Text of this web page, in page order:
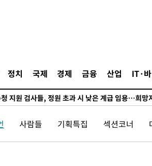
정치 국제 경제 금융 산업 IT·
폭 하락"…수도권 폭염중대경보, 폭염경보로 하향
지원 검사들, 정원 초과 시 낮은 계급 임용…희망
, 용인·청주 팹에 54조 투자…"AI 메모리 수요 선
재영·이다영 자매, 아제르바이잔 투란VC 입단
사람들 기획특집 섹션코너